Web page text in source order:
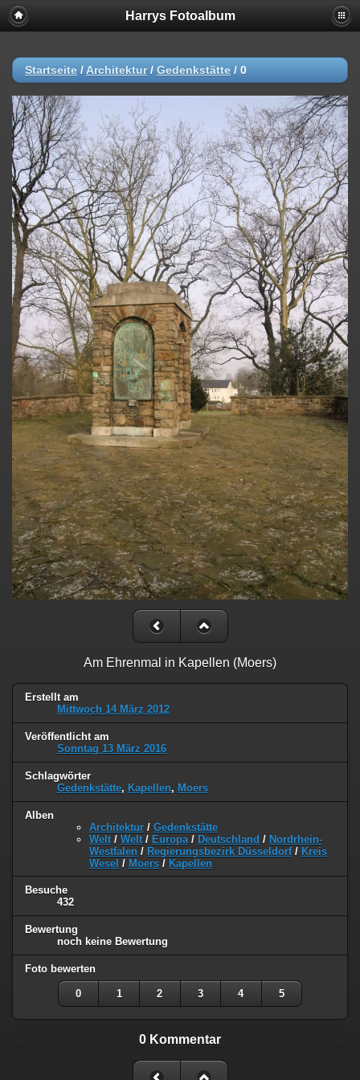
Harrys Fotoalbum
Startseite / Architektur/ Gedenkstätte / 0
Am Ehrenmal in Kapellen (Moers)
Erstellt am
Mittwoch 14 März 2012
Veröffentlicht am
Sonntag 13 März 2016
Schlagwörter
Gedenkstätte, Kapellen, Moers
Alben
Architektur / Gedenkstätte
Welt / Welt / Europa / Deutschland / Nordrhein-
Westfalen / Regierungsbezirk Düsseldorf/ Kreis
Wesel / Moers / Kapellen
Besuche
432
Bewertung
noch keine Bewertung
Foto bewerten
0 1 2 3 4 5
0 Kommentar